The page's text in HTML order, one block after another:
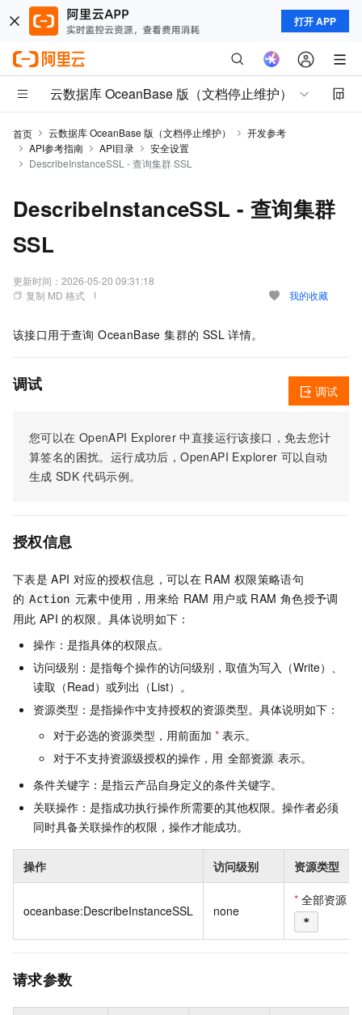
打开 APP
云数据库 OceanBase 版（文档停止维护）
首页 云数据库 OceanBase 版（文档停止维护）
开发参考
API参考指南
API目录
安全设置
DescribeInstanceSSL - 查询集群 SSL
DescribeInstanceSSL - 查询集群
SSL
更新时间： 2026-05-20 09:31:18
复制 MD 格式
我的收藏
该接口用于查询 OceanBase 集群的 SSL 详情。
调试
您可以在 OpenAPI Explorer 中直接运行该接口，免去您计
算签名的困扰。运行成功后，OpenAPI Explorer 可以自动
生成 SDK 代码示例。
调试
授权信息
下表是 API 对应的授权信息，可以在 RAM 权限策略语句
的 Action 元素中使用，用来给 RAM 用户或 RAM 角色授予调
用此 API 的权限。具体说明如下：
操作：是指具体的权限点。
访问级别：是指每个操作的访问级别，取值为写入（Write）、
读取（Read）或列出（List）。
资源类型：是指操作中支持授权的资源类型。具体说明如下：
对于必选的资源类型，用前面加 * 表示。
对于不支持资源级授权的操作，用 全部资源 表示。
条件关键字：是指云产品自身定义的条件关键字。
关联操作：是指成功执行操作所需要的其他权限。操作者必须
同时具备关联操作的权限，操作才能成功。
操作 访问级别 资源类型
oceanbase:DescribeInstanceSSL none
* 全部资源
*
请求参数